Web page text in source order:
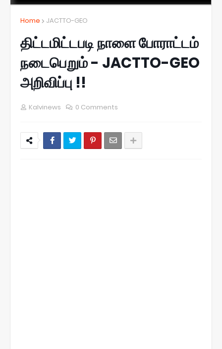
Home JACTTO-GEO
திட்டமிட்டபடி நாளை போராட்டம்
நடைபெறும் - JACTTO-GEO
அறிவிப்பு !!
Kalvinews 0 Comments